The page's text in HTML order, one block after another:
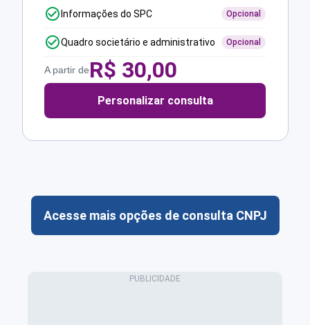
Informações do SPC Opcional
Quadro societário e administrativo Opcional
A partir deR$ 30,00
Personalizar consulta
Acesse mais opções de consulta CNPJ